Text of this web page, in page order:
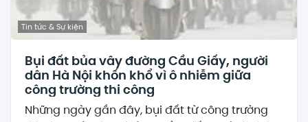
Tin tức & Sự kiện
Bụi đất bủa vây đường Cầu Giấy, người
dân Hà Nội khốn khổ vì ô nhiễm giữa
công trường thi công
Những ngày gần đây, bụi đất từ công trường